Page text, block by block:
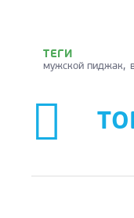
ТЕГИ
мужской пиджак